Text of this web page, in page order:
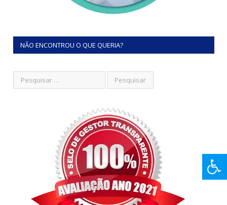
NÃO ENCONTROU O QUE QUERIA?